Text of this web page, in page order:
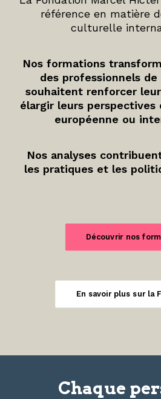
référence en matière
culturelle
Nos formations
des professionnels
souhaitent renforcer
élargir leurs perspectives
européenne ou
Nos analyses
les pratiques et les
Découvrir nos
En savoir plus sur la
Chaque